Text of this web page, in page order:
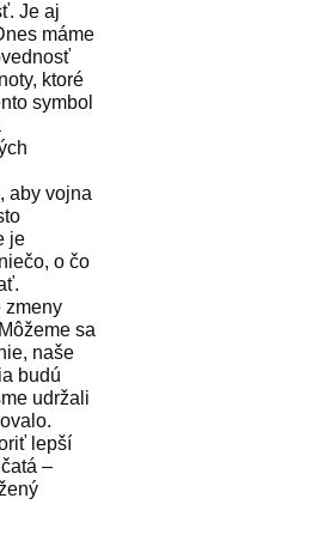
Je aj
máme
ktoré
symbol
aby vojna
je
o čo
zmeny
sa
naše
budú
udržali
lepší
–